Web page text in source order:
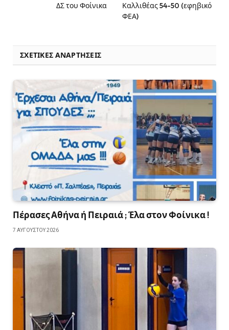
ΔΣ του Φοίνικα
Καλλιθέας 54-50 (εφηβικό
ΦΕΑ)
ΣΧΕΤΙΚΈΣ ΑΝΑΡΤΉΣΕΙΣ
Πέρασες Αθήνα ή Πειραιά ; Έλα στον Φοίνικα !
7 ΑΥΓΟΎΣΤΟΥ 2026